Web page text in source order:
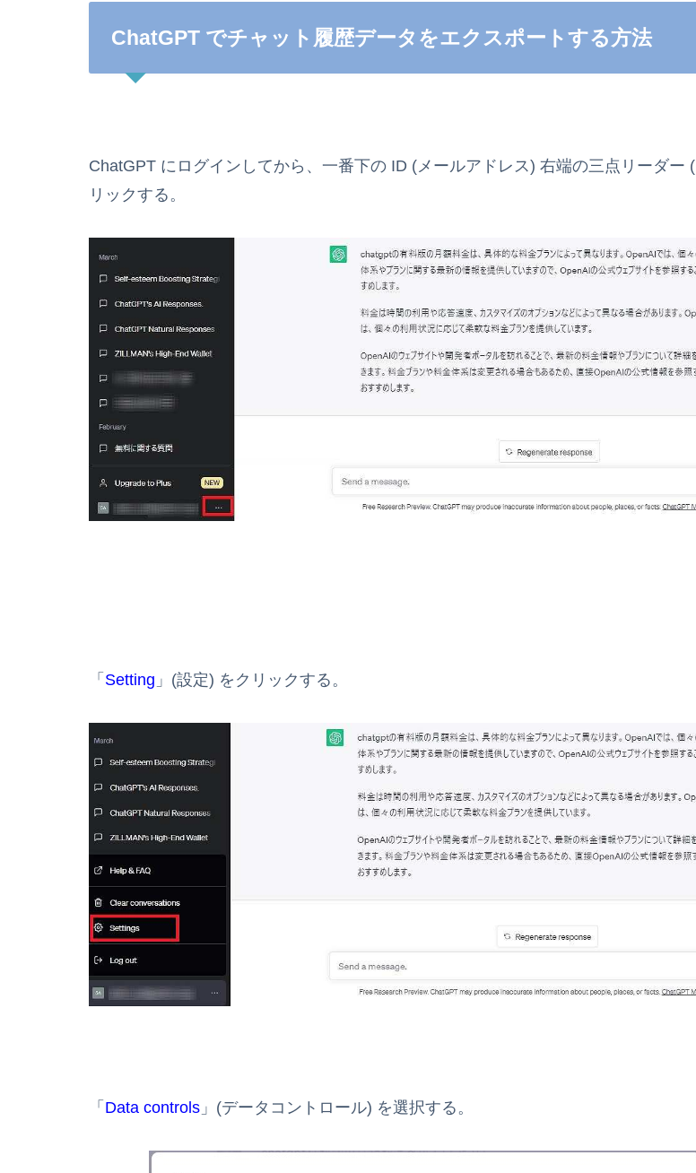
ChatGPT でチャット履歴データをエクスポートする方法
ChatGPT にログインしてから、一番下の ID (メールアドレス) 右端の三点リーダー (
リックする。
「 Setting 」(設定) をクリックする。
「 Data controls 」(データコントロール) を選択する。